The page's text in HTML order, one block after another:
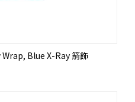
Blue X-Ray 箭飾